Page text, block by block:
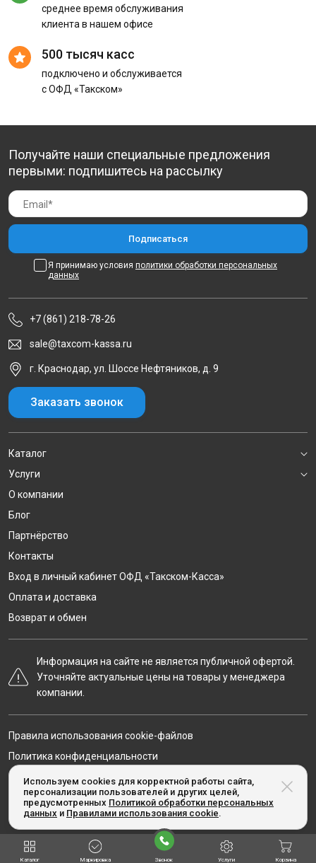
среднее время обслуживания
клиента в нашем офисе
500 тысяч касс
подключено и обслуживается
с ОФД «Такском»
Используем cookies для корректной работы сайта,
персонализации пользователей и других целей,
предусмотренных Политикой обработки персональных
данных и Правилами использования cookie.
Получайте наши специальные предложения
первыми: подпишитесь на рассылку
Я принимаю условия политики обработки персональных
данных
+7 (861) 218-78-26
sale@taxcom-kassa.ru
г. Краснодар, ул. Шоссе Нефтяников, д. 9
Заказать звонок
Каталог
Услуги
О компании
Блог
Партнёрство
Контакты
Вход в личный кабинет ОФД «Такском-Касса»
Оплата и доставка
Возврат и обмен
Информация на сайте не является публичной офертой.
Уточняйте актуальные цены на товары у менеджера
компании.
© Taxcom-kassa.ru, 2020-2026
Правила использования cookie-файлов
Политика конфиденциальности
Карта сайта
Каталог Маркировка Звонок Услуги Корзина